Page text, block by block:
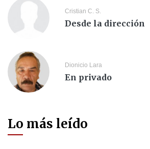
Cristian C. S.
Desde la dirección
Dionicio Lara
En privado
Lo más leído